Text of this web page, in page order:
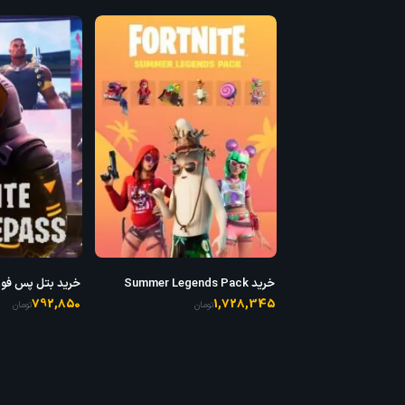
خرید Summer Legends Pack
1,728,345تومان
BattlePass
792,850تومان